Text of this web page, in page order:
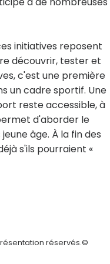
initiatives reposent
découvrir, tester et
c'est une première
un cadre sportif. Une
reste accessible, à
d'aborder le
âge. À la fin des
s'ils pourraient «
réservés.©